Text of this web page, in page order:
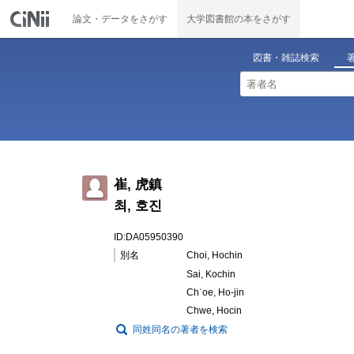
論文・データをさがす 大学図書館の本をさがす
図書・雑誌検索
崔, 虎鎮
최, 호진
ID:DA05950390
別名
Choi, Hochin
Sai, Kochin
Chʿoe, Ho-jin
Chwe, Hocin
同姓同名の著者を検索